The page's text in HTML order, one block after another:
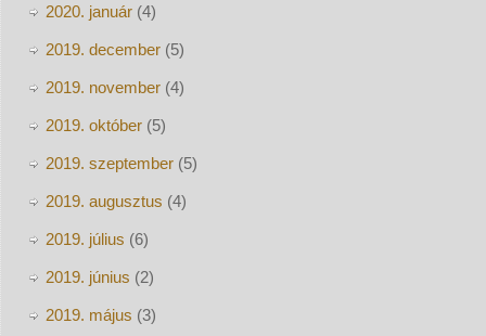
2020. január(4)
2019. december(5)
2019. november(4)
2019. október(5)
2019. szeptember(5)
2019. augusztus (4)
2019. július (6)
2019. június (2)
2019. május (3)